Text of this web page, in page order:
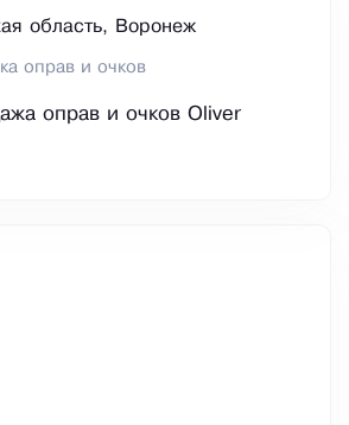
область, Воронеж
оправ и очков
оправ и очков Oliver